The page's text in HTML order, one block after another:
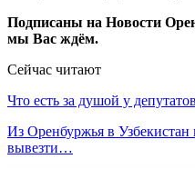
Подписаны на Новости
мы Вас ждём.
Сейчас читают
Что есть за душой у
Из Оренбуржья в Узбекистан
вывезти…